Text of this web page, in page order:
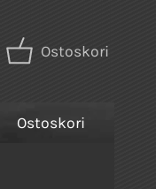
Ostoskori
Ostoskori